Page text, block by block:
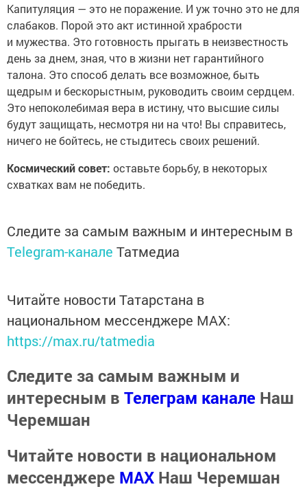
Капитуляция — это не поражение. И уж точно это не для
слабаков. Порой это акт истинной храбрости
и мужества. Это готовность прыгать в неизвестность
день за днем, зная, что в жизни нет гарантийного
талона. Это способ делать все возможное, быть
щедрым и бескорыстным, руководить своим сердцем.
Это непоколебимая вера в истину, что высшие силы
будут защищать, несмотря ни на что! Вы справитесь,
ничего не бойтесь, не стыдитесь своих решений.
Космический совет: оставьте борьбу, в некоторых
схватках вам не победить.
Следите за самым важным и интересным в
Telegram-канале Татмедиа
Читайте новости Татарстана в
национальном мессенджере MАХ:
https://max.ru/tatmedia
Следите за самым важным и
интересным в Телеграм канале Наш
Черемшан
Читайте новости в национальном
мессенджере MАХ Наш Черемшан